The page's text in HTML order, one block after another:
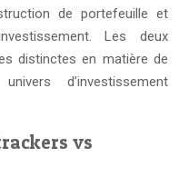
de portefeuille et
Les deux
distinctes en matière de
d’investissement
vs